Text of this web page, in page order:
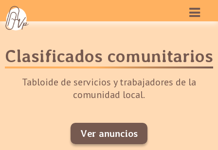
Clasificados comunitarios
Tabloide de servicios y trabajadores de la
comunidad local.
Ver anuncios